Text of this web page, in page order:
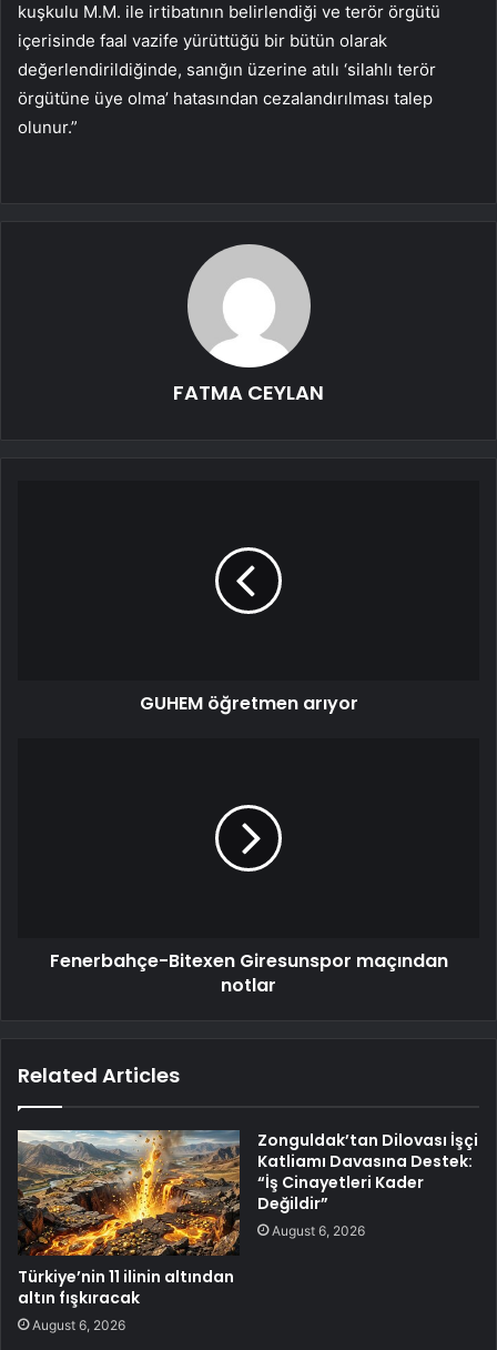
kuşkulu M.M. ile irtibatının belirlendiği ve terör örgütü
içerisinde faal vazife yürüttüğü bir bütün olarak
değerlendirildiğinde, sanığın üzerine atılı ‘silahlı terör
örgütüne üye olma’ hatasından cezalandırılması talep
olunur.”
FATMA CEYLAN
GUHEM öğretmen arıyor
Fenerbahçe-Bitexen Giresunspor maçından
notlar
Related Articles
Türkiye’nin 11 ilinin altından
altın fışkıracak
August 6, 2026
Zonguldak’tan Dilovası İşçi
Katliamı Davasına Destek:
“İş Cinayetleri Kader
Değildir”
August 6, 2026